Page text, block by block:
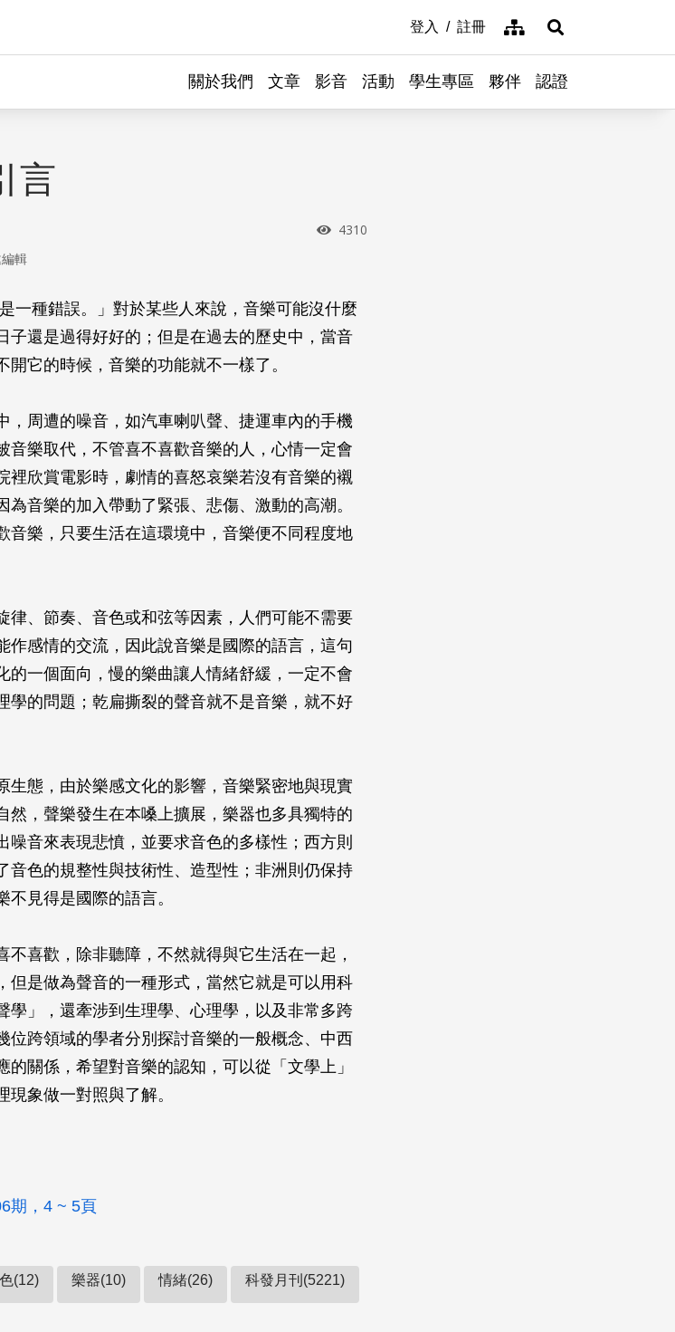
登入 註冊 網站導覽展開搜尋
關於我們 文章 影音 活動 學生專區 夥伴 認證
言
瀏覽次數
4310
輯
一種錯誤。」對於某些人來說，音樂可能沒什麼
子還是過得好好的；但是在過去的歷史中，當音
它的時候，音樂的功能就不一樣了。
，周遭的噪音，如汽車喇叭聲、捷運車內的手機
音樂取代，不管喜不喜歡音樂的人，心情一定會
裡欣賞電影時，劇情的喜怒哀樂若沒有音樂的襯
音樂的加入帶動了緊張、悲傷、激動的高潮。
音樂，只要生活在這環境中，音樂便不同程度地
律、節奏、音色或和弦等因素，人們可能不需要
作感情的交流，因此說音樂是國際的語言，這句
的一個面向，慢的樂曲讓人情緒舒緩，一定不會
學的問題；乾扁撕裂的聲音就不是音樂，就不好
生態，由於樂感文化的影響，音樂緊密地與現實
然，聲樂發生在本嗓上擴展，樂器也多具獨特的
噪音來表現悲憤，並要求音色的多樣性；西方則
音色的規整性與技術性、造型性；非洲則仍保持
見得是國際的語言。
喜歡，除非聽障，不然就得與它生活在一起，
但是做為聲音的一種形式，當然它就是可以用科
學」，還牽涉到生理學、心理學，以及非常多跨
位跨領域的學者分別探討音樂的一般概念、中西
關係，希望對音樂的認知，可以從「文學上」
象做一對照與了解。
期，4 ~ 5頁
(12) 樂器(10) 情緒(26) 科發月刊(5221)